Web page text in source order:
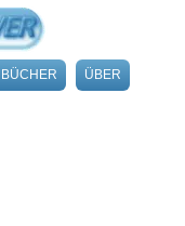
BÜCHER ÜBER